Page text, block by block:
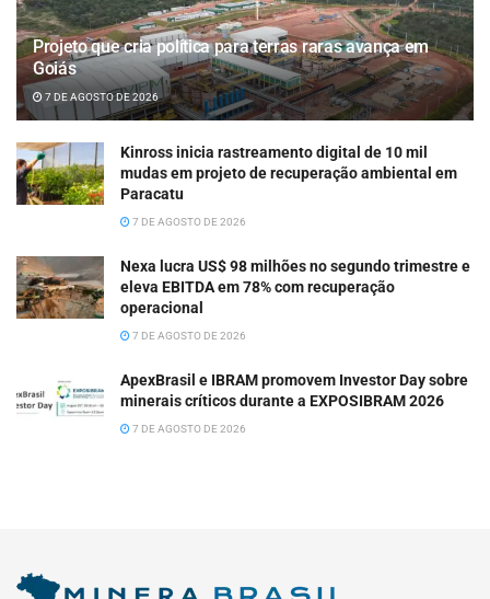
Projeto que cria política para terras raras avança em
Goiás
7 DE AGOSTO DE 2026
Kinross inicia rastreamento digital de 10 mil
mudas em projeto de recuperação ambiental em
Paracatu
7 DE AGOSTO DE 2026
Nexa lucra US$ 98 milhões no segundo trimestre e
eleva EBITDA em 78% com recuperação
operacional
7 DE AGOSTO DE 2026
ApexBrasil e IBRAM promovem Investor Day sobre
minerais críticos durante a EXPOSIBRAM 2026
7 DE AGOSTO DE 2026